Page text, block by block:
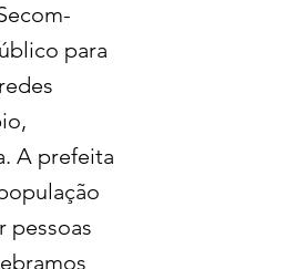
para
A prefeita
pessoas